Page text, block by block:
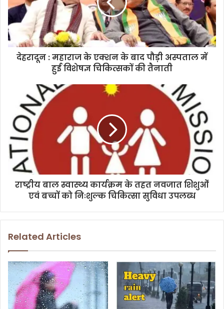
i
l
a
d
देहरादून : महाराज के एक्शन के बाद पौड़ी अस्पताल में
हुई विशेषज्ञ चिकित्सकों की तैनाती
राष्ट्रीय बाल स्वास्थ्य कार्यक्रम के तहत नवजात शिशुओं
एवं बच्चों को निःशुल्क चिकित्सा सुविधा उपलब्ध
Related Articles